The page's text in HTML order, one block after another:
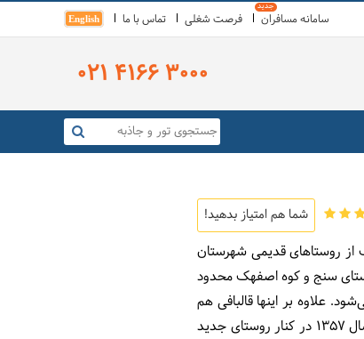
سامانه مسافران فرصت شغلی تماس با ما English
021 4166 3000
شما هم امتیاز بدهید!
از روستاهای قدیمی شهرستان
سنج و کوه اصفهک محدود
علاوه بر اینها قالبافی هم
وجود روستای تخریب شده توسط زلزله سال 1357 در کنار روستای جدید